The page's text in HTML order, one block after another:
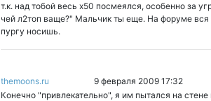
т.к. над тобой весь х50 посмеялся, особенно за
чей л2топ ваще?" Мальчик ты еще. На форуме вся
пургу носишь.
themoons.ru
9 февраля 2009 17:32
Конечно "привлекательно", я им пытался на